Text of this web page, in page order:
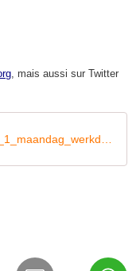
, mais aussi sur Twitter